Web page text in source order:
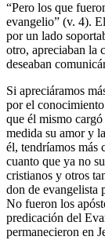
“Pero los que
evangelio” (v. 4).
por un lado
otro, apreciaban la
deseaban
Si apreciáramos
por el
que él mismo
medida su amor y
él, tendríamos más
cuanto que ya no
cristianos y otros
don de evangelista
No fueron los
predicación del
permanecieron en